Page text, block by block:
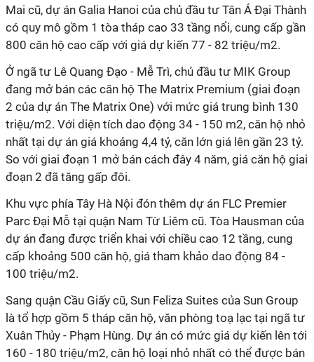
Mai cũ, dự án Galia Hanoi của chủ đầu tư Tân Á Đại Thành
có quy mô gồm 1 tòa tháp cao 33 tầng nổi, cung cấp gần
800 căn hộ cao cấp với giá dự kiến 77 - 82 triệu/m2.
Ở ngã tư Lê Quang Đạo - Mễ Trì, chủ đầu tư MIK Group
đang mở bán các căn hộ The Matrix Premium (giai đoạn
2 của dự án The Matrix One) với mức giá trung bình 130
triệu/m2. Với diện tích dao động 34 - 150 m2, căn hộ nhỏ
nhất tại dự án giá khoảng 4,4 tỷ, căn lớn giá lên gần 23 tỷ.
So với giai đoạn 1 mở bán cách đây 4 năm, giá căn hộ giai
đoạn 2 đã tăng gấp đôi.
Khu vực phía Tây Hà Nội đón thêm dự án FLC Premier
Parc Đại Mỗ tại quận Nam Từ Liêm cũ. Tòa Hausman của
dự án đang được triển khai với chiều cao 12 tầng, cung
cấp khoảng 500 căn hộ, giá tham khảo dao động 84 -
100 triệu/m2.
Sang quận Cầu Giấy cũ, Sun Feliza Suites của Sun Group
là tổ hợp gồm 5 tháp căn hộ, văn phòng toạ lạc tại ngã tư
Xuân Thủy - Phạm Hùng. Dự án có mức giá dự kiến lên tới
160 - 180 triệu/m2, căn hộ loại nhỏ nhất có thể được bán